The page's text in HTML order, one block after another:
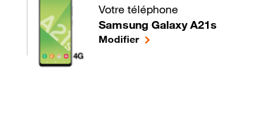
Votre téléphone
Samsung Galaxy A21s
pour votre Samsung Galaxy
Modifierle téléphone sélectionné